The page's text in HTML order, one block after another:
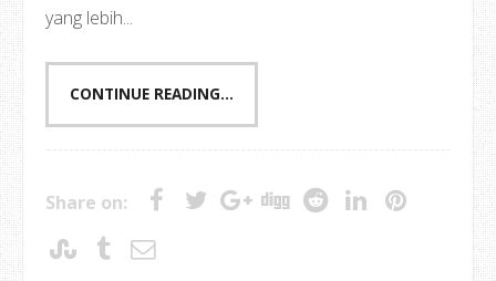
yang lebih...
CONTINUE READING...
Share on: